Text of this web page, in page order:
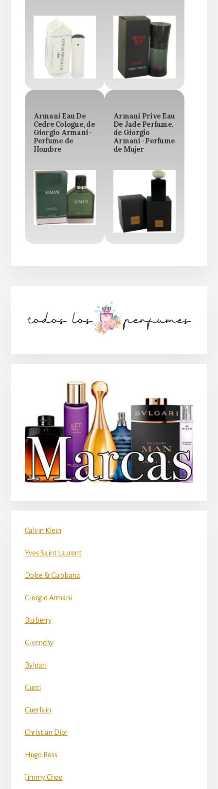
Armani Eau De
Cedre Cologne, de
Giorgio Armani ·
Perfume de
Hombre
Armani Prive Eau
De Jade Perfume,
de Giorgio
Armani · Perfume
de Mujer
lateral
Calvin Klein
Yves Saint Laurent
Dolce & Gabbana
Giorgio Armani
Burberry
Givenchy
Bvlgari
Gucci
Guerlain
Christian Dior
Hugo Boss
Jimmy Choo